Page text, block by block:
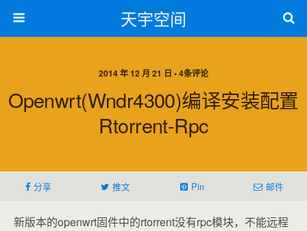
天宇空间
2014 年 12 月 21 日 • 4条评论
Openwrt(wndr4300)编译安装配置
Rtorrent-Rpc
分享 推文 Pin 邮件
新版本的openwrt固件中的rtorrent没有rpc模块，不能远程